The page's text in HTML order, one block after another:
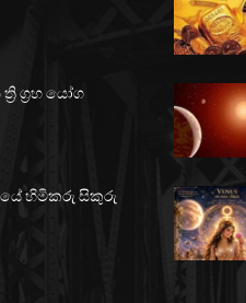
ග්‍රහ යෝග
හිමිකරු සිකුරු